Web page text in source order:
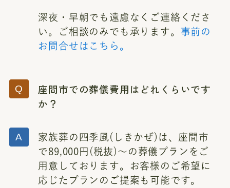
深夜・早朝でも遠慮なくご連絡くださ
い。ご相談のみでも承ります。 事前の
お問合せはこちら。
座間市での葬儀費用はどれくらいです
か？
家族葬の四季風(しきかぜ)は、座間市
で89,000円(税抜)～の葬儀プランをご
用意しております。お客様のご希望に
応じたプランのご提案も可能です。